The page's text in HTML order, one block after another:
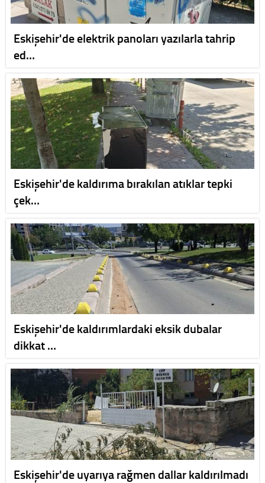
Eskişehir'de elektrik panoları yazılarla tahrip
ed…
Eskişehir'de kaldırıma bırakılan atıklar tepki
çek…
Eskişehir'de kaldırımlardaki eksik dubalar
dikkat …
Eskişehir'de uyarıya rağmen dallar kaldırılmadı